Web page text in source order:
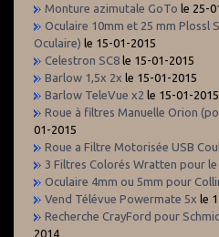
Monture azimutale GoTo le 25-
Oculaire 10mm et 25 mm Plossl
Oculaire) le 15-01-2015
Celestron SC8 le 15-01-2015
Barlow 1,5x 2x le 15-01-2015
Barlow TeleVue x2 le 15-01-2015
Roue à filtres Manuelle Orion
01-2015
Roue a Filtre Motorisée USB
3 Filtres Colorés Wratten pour le
Oculaire 4mm ou 5mm pour
Vend Télévue Powermate 5x le
Recherche CrayFord pour
2014